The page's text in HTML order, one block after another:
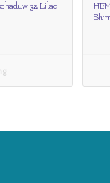
32 Lilac